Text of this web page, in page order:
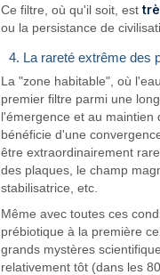
Ce filtre, où qu'il soit, est
ou la persistance de
4. La rareté extrême des
La "zone habitable", où
premier filtre parmi une
l'émergence et au maintien
bénéficie d'une
être extraordinairement
des plaques, le champ
stabilisatrice, etc.
Même avec toutes ces
prébiotique à la première
grands mystères
relativement tôt (dans les